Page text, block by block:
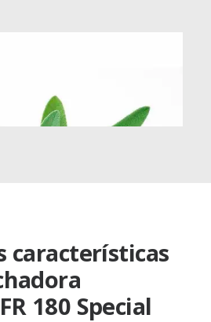
características
180 Special